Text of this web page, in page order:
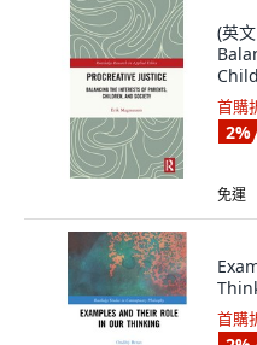
(英
首購
2%
免運
首購